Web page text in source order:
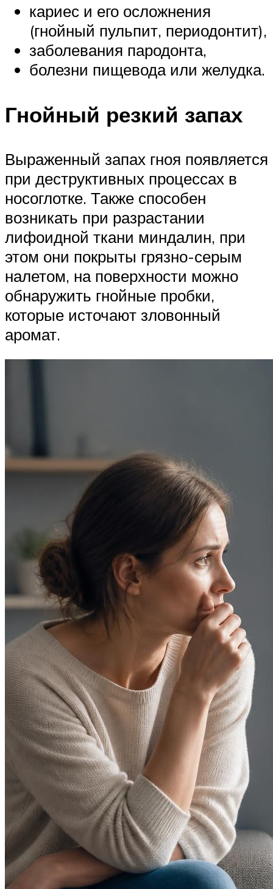
кариес и его осложнения
(гнойный пульпит, периодонтит),
заболевания пародонта,
болезни пищевода или желудка.
Гнойный резкий запах
Выраженный запах гноя появляется
при деструктивных процессах в
носоглотке. Также способен
возникать при разрастании
лифоидной ткани миндалин, при
этом они покрыты грязно-серым
налетом, на поверхности можно
обнаружить гнойные пробки,
которые источают зловонный
аромат.